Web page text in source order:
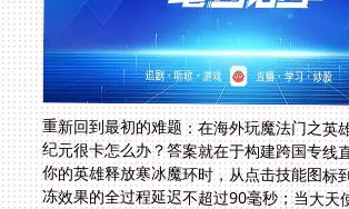
重新回到最初的难题：在海外玩魔法门之英
纪元很卡怎么办？答案就在于构建跨国专线
你的英雄释放寒冰魔环时，从点击技能图标
冻效果的全过程延迟不超过90毫秒；当大天
场交锋时，每个翅膀振动的帧率都稳定如本
仅是技术的胜利，更是每个身处异国他乡玩
体验。打通这道连接故土游戏世界的光纤桥
跨服战场登顶的传奇指挥官，或许正来自你